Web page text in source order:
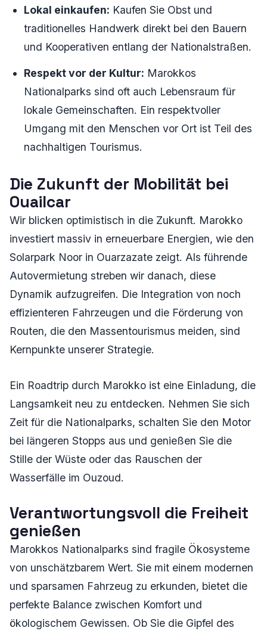
Lokal einkaufen: Kaufen Sie Obst und
traditionelles Handwerk direkt bei den Bauern
und Kooperativen entlang der Nationalstraßen.
Respekt vor der Kultur: Marokkos
Nationalparks sind oft auch Lebensraum für
lokale Gemeinschaften. Ein respektvoller
Umgang mit den Menschen vor Ort ist Teil des
nachhaltigen Tourismus.
Die Zukunft der Mobilität bei
Ouailcar
Wir blicken optimistisch in die Zukunft. Marokko
investiert massiv in erneuerbare Energien, wie den
Solarpark Noor in Ouarzazate zeigt. Als führende
Autovermietung streben wir danach, diese
Dynamik aufzugreifen. Die Integration von noch
effizienteren Fahrzeugen und die Förderung von
Routen, die den Massentourismus meiden, sind
Kernpunkte unserer Strategie.
Ein Roadtrip durch Marokko ist eine Einladung, die
Langsamkeit neu zu entdecken. Nehmen Sie sich
Zeit für die Nationalparks, schalten Sie den Motor
bei längeren Stopps aus und genießen Sie die
Stille der Wüste oder das Rauschen der
Wasserfälle im Ouzoud.
Verantwortungsvoll die Freiheit
genießen
Marokkos Nationalparks sind fragile Ökosysteme
von unschätzbarem Wert. Sie mit einem modernen
und sparsamen Fahrzeug zu erkunden, bietet die
perfekte Balance zwischen Komfort und
ökologischem Gewissen. Ob Sie die Gipfel des